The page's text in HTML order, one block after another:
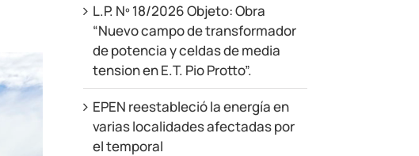
L.P. Nº 18/2026 Objeto: Obra
“Nuevo campo de transformador
de potencia y celdas de media
tension en E.T. Pio Protto”.
EPEN reestableció la energía en
varias localidades afectadas por
el temporal